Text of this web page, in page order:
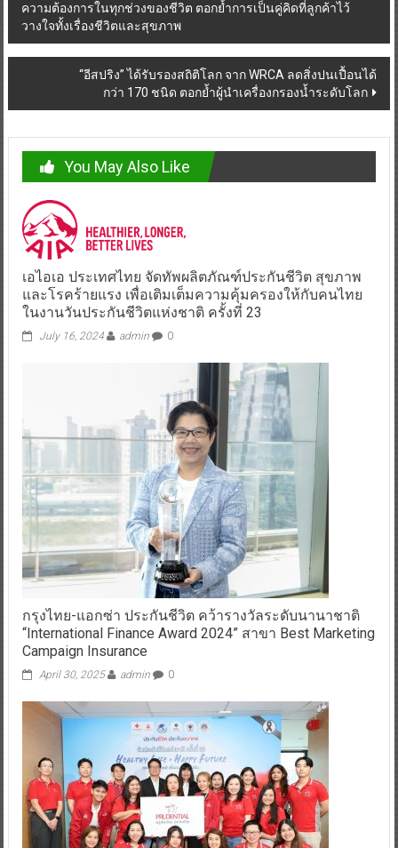
ความต้องการในทุกช่วงของชีวิต ตอกย้ำการเป็นคู่คิดที่ลูกค้าไว้
วางใจทั้งเรื่องชีวิตและสุขภาพ
“อีสปริง” ได้รับรองสถิติโลก จาก WRCA ลดสิ่งปนเปื้อนได้
กว่า 170 ชนิด ตอกย้ำผู้นำเครื่องกรองน้ำระดับโลก
You May Also Like
เอไอเอ ประเทศไทย จัดทัพผลิตภัณฑ์ประกันชีวิต สุขภาพ
และโรคร้ายแรง เพื่อเติมเต็มความคุ้มครองให้กับคนไทย
ในงานวันประกันชีวิตแห่งชาติ ครั้งที่ 23
July 16, 2024 admin 0
กรุงไทย-แอกซ่า ประกันชีวิต คว้ารางวัลระดับนานาชาติ
“International Finance Award 2024” สาขา Best Marketing
Campaign Insurance
April 30, 2025 admin 0